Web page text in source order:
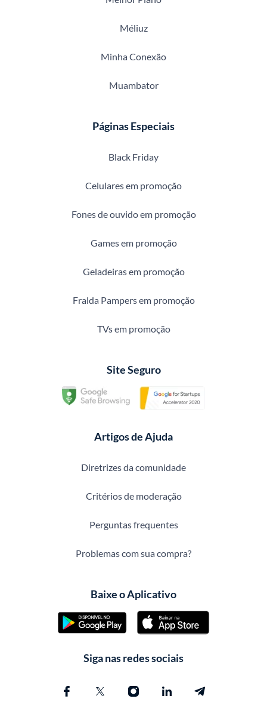
Méliuz
Minha Conexão
Muambator
Páginas Especiais
Black Friday
Celulares em promoção
Fones de ouvido em promoção
Games em promoção
Geladeiras em promoção
Fralda Pampers em promoção
TVs em promoção
Site Seguro
Artigos de Ajuda
Diretrizes da comunidade
Critérios de moderação
Perguntas frequentes
Problemas com sua compra?
Baixe o Aplicativo
Siga nas redes sociais